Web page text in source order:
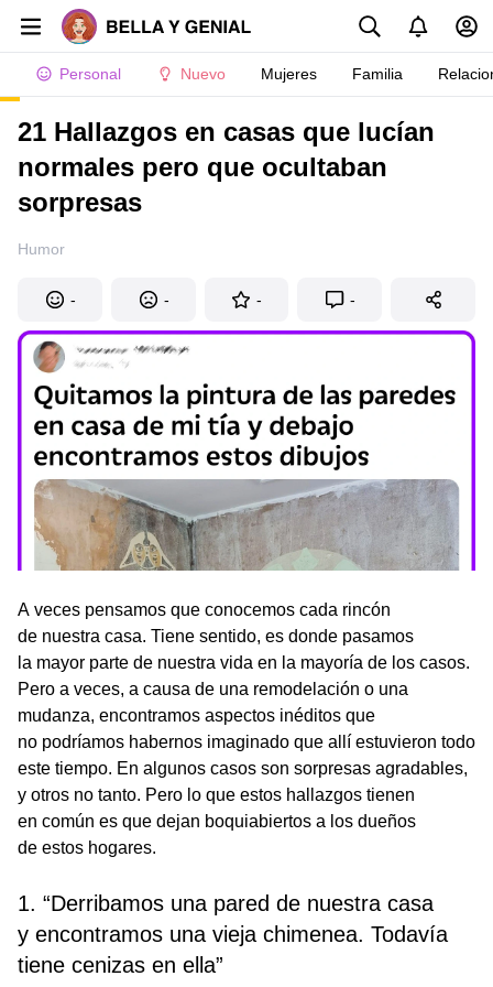
Personal Nuevo Mujeres Familia
21 Hallazgos en casas que lucían
normales pero que ocultaban
sorpresas
Humor
- - - -
A veces pensamos que conocemos cada rincón
de nuestra casa. Tiene sentido, es donde pasamos
la mayor parte de nuestra vida en la mayoría de los casos.
Pero a veces, a causa de una remodelación o una
mudanza, encontramos aspectos inéditos que
no podríamos habernos imaginado que allí estuvieron todo
este tiempo. En algunos casos son sorpresas agradables,
y otros no tanto. Pero lo que estos hallazgos tienen
en común es que dejan boquiabiertos a los dueños
de estos hogares.
1. “Derribamos una pared de nuestra casa
y encontramos una vieja chimenea. Todavía
tiene cenizas en ella”